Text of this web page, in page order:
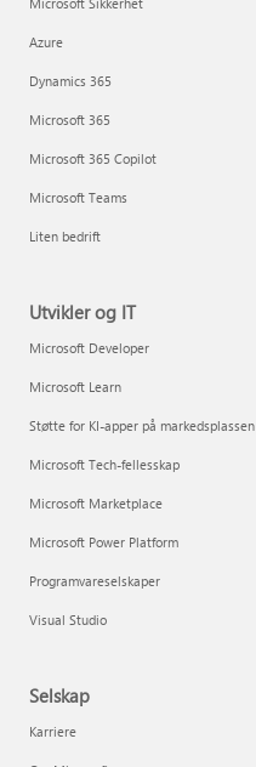
Azure
Dynamics 365
Microsoft 365
Microsoft 365 Copilot
Microsoft Teams
Liten bedrift
Utvikler og IT
Microsoft Developer
Microsoft Learn
Støtte for KI-apper på markedsplassen
Microsoft Tech-fellesskap
Microsoft Marketplace
Microsoft Power Platform
Programvareselskaper
Visual Studio
Selskap
Karriere